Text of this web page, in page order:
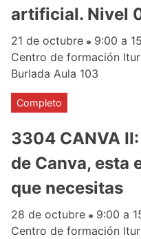
artificial. Nivel
21 de octubre 9:00 a
Centro de formación
Burlada Aula 103
Completo
3304 CANVA
de Canva, esta
que necesitas
28 de octubre 9:00 a
Centro de formación